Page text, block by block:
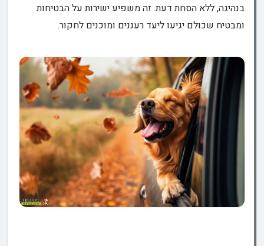
בנהיגה, ללא הסחת דעת. זה משפיע ישירות על הבטיחות
ומבטיח שכולם יגיעו ליעד רעננים ומוכנים לחקור.